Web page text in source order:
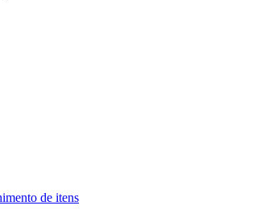
de itens